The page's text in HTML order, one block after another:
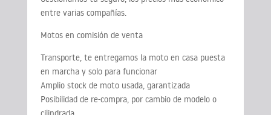
entre varias compañías.
Motos en comisión de venta
Transporte, te entregamos la moto en casa puesta
en marcha y solo para funcionar
Amplio stock de moto usada, garantizada
Posibilidad de re-compra, por cambio de modelo o